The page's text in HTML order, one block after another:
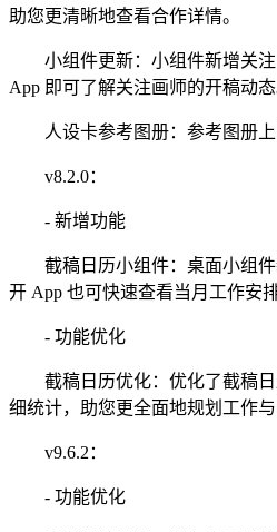
助您更清晰地查看合作详情。
小组件更新：小组件新增关注
App 即可了解关注画师的开稿动态
人设卡参考图册：参考图册上
v8.2.0：
- 新增功能
截稿日历小组件：桌面小组件
开 App 也可快速查看当月工作安
- 功能优化
截稿日历优化：优化了截稿日
细统计，助您更全面地规划工作与
v9.6.2：
- 功能优化